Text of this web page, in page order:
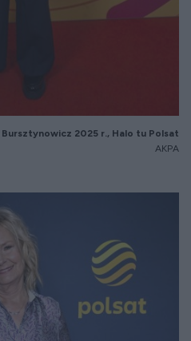
Bursztynowicz 2025 r., Halo tu Polsat
AKPA